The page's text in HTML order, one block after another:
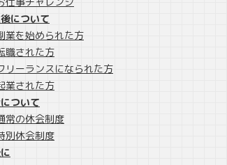
について
業を始められた方
職された方
リーランスになられた方
業された方
ついて
常の休会制度
別休会制度